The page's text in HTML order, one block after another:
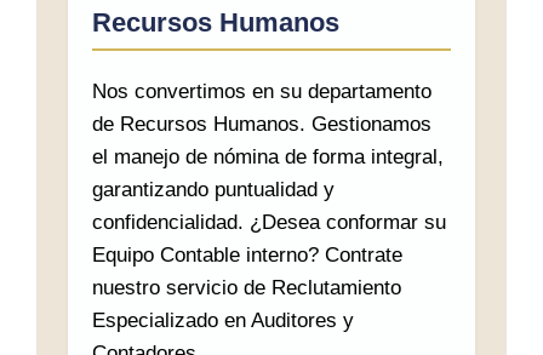
Recursos Humanos
Nos convertimos en su departamento
de Recursos Humanos. Gestionamos
el manejo de nómina de forma integral,
garantizando puntualidad y
confidencialidad. ¿Desea conformar su
Equipo Contable interno? Contrate
nuestro servicio de Reclutamiento
Especializado en Auditores y